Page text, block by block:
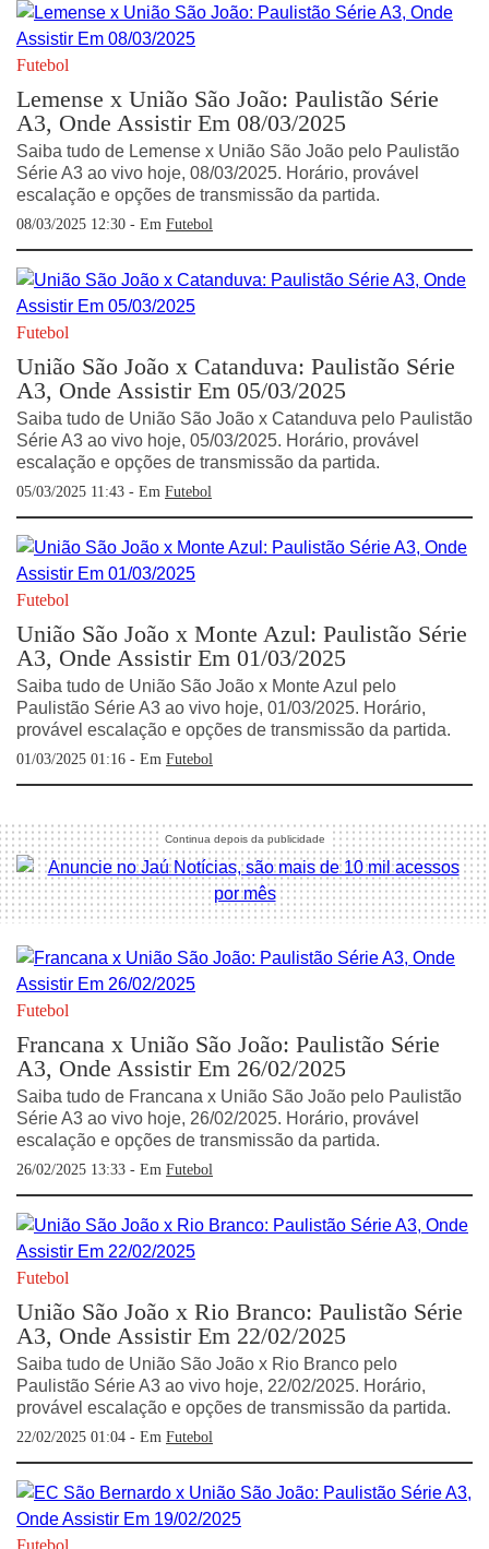
Futebol
Lemense x União São João: Paulistão Série
A3, Onde Assistir Em 08/03/2025
Saiba tudo de Lemense x União São João pelo Paulistão
Série A3 ao vivo hoje, 08/03/2025. Horário, provável
escalação e opções de transmissão da partida.
08/03/2025 12:30 - Em Futebol
Futebol
União São João x Catanduva: Paulistão Série
A3, Onde Assistir Em 05/03/2025
Saiba tudo de União São João x Catanduva pelo Paulistão
Série A3 ao vivo hoje, 05/03/2025. Horário, provável
escalação e opções de transmissão da partida.
05/03/2025 11:43 - Em Futebol
Futebol
União São João x Monte Azul: Paulistão Série
A3, Onde Assistir Em 01/03/2025
Saiba tudo de União São João x Monte Azul pelo
Paulistão Série A3 ao vivo hoje, 01/03/2025. Horário,
provável escalação e opções de transmissão da partida.
01/03/2025 01:16 - Em Futebol
Futebol
Francana x União São João: Paulistão Série
A3, Onde Assistir Em 26/02/2025
Saiba tudo de Francana x União São João pelo Paulistão
Série A3 ao vivo hoje, 26/02/2025. Horário, provável
escalação e opções de transmissão da partida.
26/02/2025 13:33 - Em Futebol
Futebol
União São João x Rio Branco: Paulistão Série
A3, Onde Assistir Em 22/02/2025
Saiba tudo de União São João x Rio Branco pelo
Paulistão Série A3 ao vivo hoje, 22/02/2025. Horário,
provável escalação e opções de transmissão da partida.
22/02/2025 01:04 - Em Futebol
Futebol